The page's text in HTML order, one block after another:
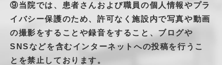
⑨当院では、患者さんおよび職員の個人情報やプラ
イバシー保護のため、許可なく施設内で写真や動画
の撮影をすることや録音をすること、ブログや
SNSなどを含むインターネットへの投稿を行うこ
とを禁止しております。